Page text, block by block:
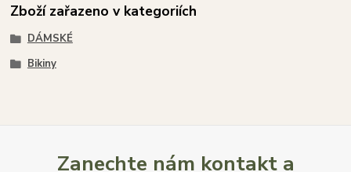
Zboží zařazeno v kategoriích
DÁMSKÉ
Bikiny
Zanechte nám kontakt a